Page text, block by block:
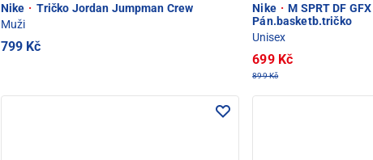
Nike · Tričko Jordan Jumpman Crew
Muži
799 Kč
Nike · M SPRT DF
Pán.basketb.tričko
Unisex
699 Kč
899 Kč